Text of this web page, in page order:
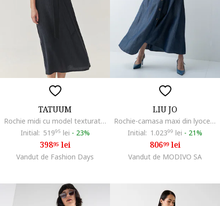
TATUUM
Rochie midi cu model texturat, Albastru ultramarin
Initial: 51995 lei - 23%
39895lei
Vandut de Fashion Days
LIU JO
Rochie-camasa maxi din lyocell si in, Bleumarin
Initial: 1.02399 lei - 21%
80699lei
Vandut de MODIVO SA